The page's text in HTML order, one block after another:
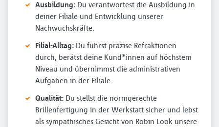
Ausbildung: Du verantwortest die Ausbildung in
deiner Filiale und Entwicklung unserer
Nachwuchskräfte.
Filial-Alltag: Du führst präzise Refraktionen
durch, berätst deine Kund*innen auf höchstem
Niveau und übernimmst die administrativen
Aufgaben in der Filiale.
Qualität: Du stellst die normgerechte
Brillenfertigung in der Werkstatt sicher und lebst
als sympathisches Gesicht von Robin Look unsere